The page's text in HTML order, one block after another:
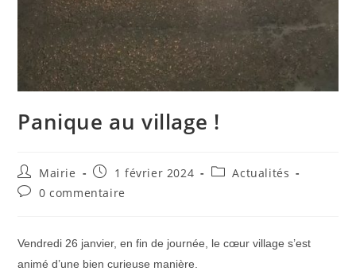
Panique au village !
Auteur/autrice
de
la
Mairie
Publication
publiée :
1 février 2024
PostActualités
Commentaires
publication :
0 commentaire
Vendredi 26 janvier, en fin de journée, le cœur village s’est
animé d’une bien curieuse manière.